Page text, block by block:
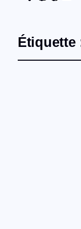
Étiquette